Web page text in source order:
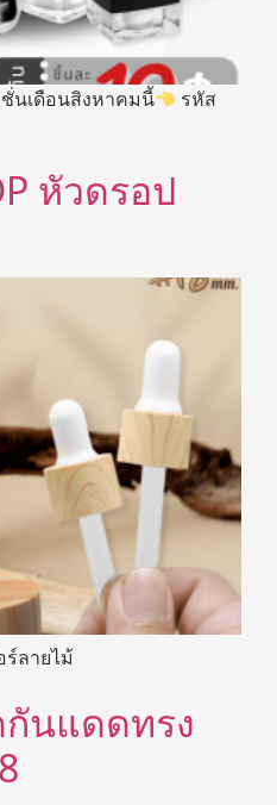
นเดือนสิงหาคมนี้
รหัส
หัวดรอป
ร์ลายไม้
นแดดทรง